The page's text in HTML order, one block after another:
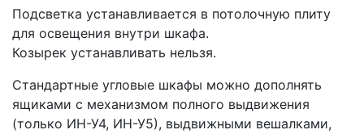
Подсветка устанавливается в потолочную плиту
для освещения внутри шкафа.
Козырек устанавливать нельзя.
Стандартные угловые шкафы можно дополнять
ящиками с механизмом полного выдвижения
(только ИН-У4, ИН-У5), выдвижными вешалками,